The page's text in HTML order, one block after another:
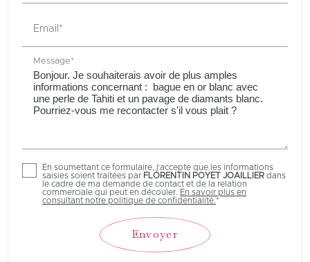
Email*
Message*
En soumettant ce formulaire, j'accepte que les informations
saisies soient traitées par FLORENTIN POYET JOAILLIER dans
le cadre de ma demande de contact et de la relation
commerciale qui peut en découler. En savoir plus en
consultant notre politique de confidentialité. *